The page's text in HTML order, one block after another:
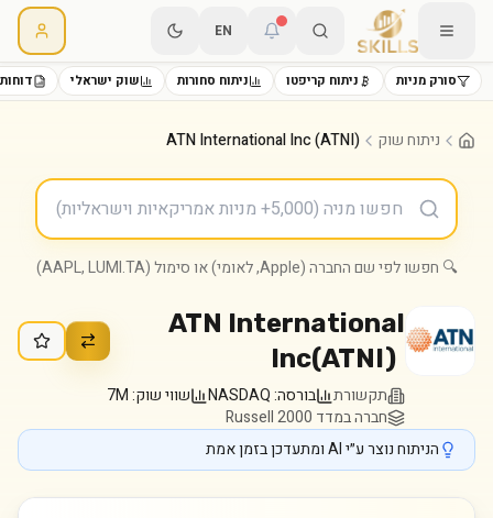
EN
סורק מניות ניתוח קריפטו ניתוח סחורות שוק ישראלי
ניתוח שוק ATN International Inc (ATNI)
🔍 חפשו לפי שם החברה (Apple, לאומי) או סימול (AAPL, LUMI.TA)
ATN International
Inc(ATNI)
תקשורת בורסה:NASDAQ שווי שוק:7M
חברה במדד Russell 2000
הניתוח נוצר ע״י AI ומתעדכן בזמן אמת